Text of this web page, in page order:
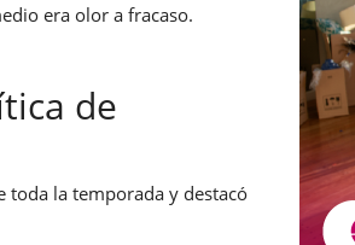
era olor a fracaso.
de
la temporada y destacó